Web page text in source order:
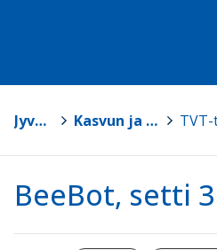
Jyväskylä Kasvun ja oppimisen TVT-tuki >
BeeBot, setti 3